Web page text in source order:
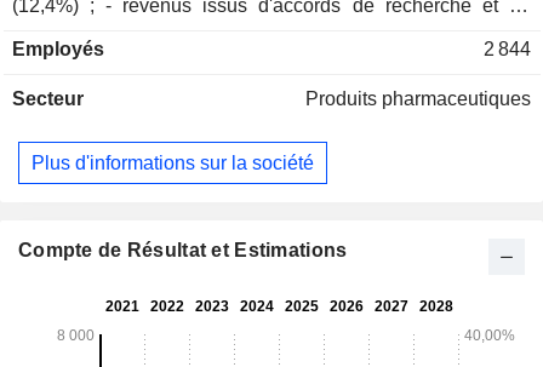
(12,4%) ; - revenus issus d'accords de recherche et de
Employés
2 844
Secteur Produits pharmaceutiques
Plus d'informations sur la société
Compte de Résultat et Estimations